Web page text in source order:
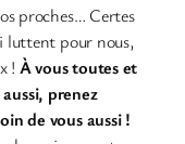
proches… Certes
luttent pour nous,
! À vous toutes et
prenez
de vous aussi !